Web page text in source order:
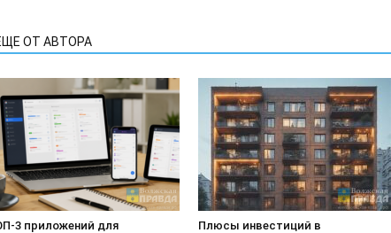
ОТ АВТОРА
3 приложений для
Плюсы инвестиций в